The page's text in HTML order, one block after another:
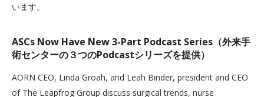
います。
ASCs Now Have New 3-Part Podcast Series（外来手
術センターの３つのPodcastシリーズを提供）
AORN CEO, Linda Groah, and Leah Binder, president and CEO
of The Leapfrog Group discuss surgical trends, nurse